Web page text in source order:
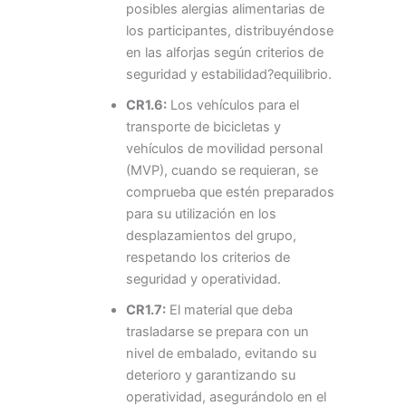
posibles alergias alimentarias de
los participantes, distribuyéndose
en las alforjas según criterios de
seguridad y estabilidad?equilibrio.
CR1.6:Los vehículos para el
transporte de bicicletas y
vehículos de movilidad personal
(MVP), cuando se requieran, se
comprueba que estén preparados
para su utilización en los
desplazamientos del grupo,
respetando los criterios de
seguridad y operatividad.
CR1.7:El material que deba
trasladarse se prepara con un
nivel de embalado, evitando su
deterioro y garantizando su
operatividad, asegurándolo en el